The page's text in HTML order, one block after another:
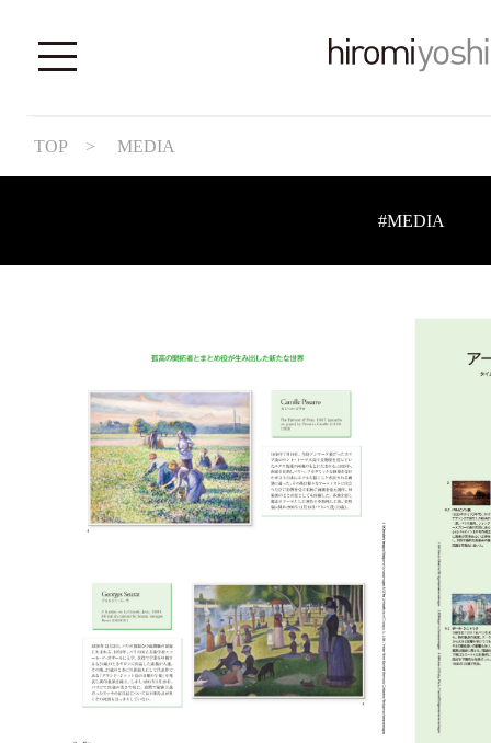
TOP > MEDIA
#MEDIA